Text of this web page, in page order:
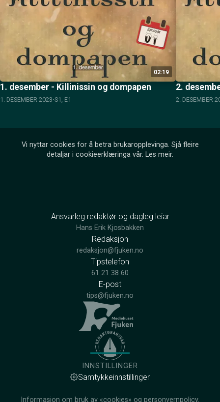
02:19
1. desember - Killinissin og dompapen
1. DESEMBER 2023 S1, E1
2.
2. DESEMBER
Vi nyttar cookies for å betra brukaropplevinga. Sjå fleire
detaljar i cookieerklæringa vår. Les meir.
Ansvarleg redaktør og dagleg leiar
Hans Erik Kjosbakken
Redaksjon
redaksjon@fjuken.no
Tipstelefon
61 21 38 60
E-post
tips@fjuken.no
INNSTILLINGER
Samtykkeinnstillinger
Informasjon om bruk av «cookies» og personvernpolicy.